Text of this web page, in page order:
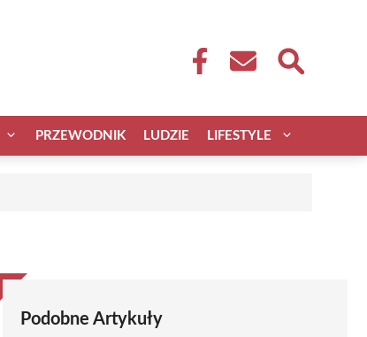
PRZEWODNIK LUDZIE LIFESTYLE
Podobne Artykuły